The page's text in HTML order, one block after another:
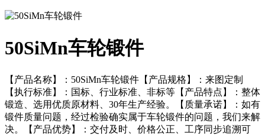
50SiMn车轮锻件
【产品名称】：50SiMn车轮锻件【产品规格】：来图定制
【执行标准】：国标、行业标准、非标等【产品特点】：整体
锻造、选用优质原材料、30年生产经验。【质量承诺】：如有
锻件质量问题，经过检验确实属于车轮锻件的问题，我们来解
决。【产品优势】：交付及时、价格公正、工序同步追溯可